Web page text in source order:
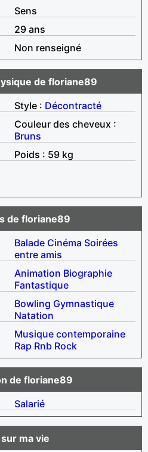
Sens
29 ans
Non renseigné
de floriane89
Style : Décontracté
Couleur des cheveux :
Bruns
Poids : 59 kg
de floriane89
Balade Cinéma Soirées
entre amis
Animation Biographie
Fantastique
Bowling Gymnastique
Natation
Musique contemporaine
Rap Rnb Rock
de floriane89
Salarié
ma vie